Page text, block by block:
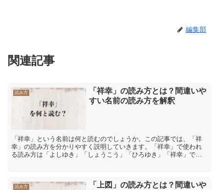
編集部
関連記事
読み方
「祥幸」の読み方とは？間違いや
すい名前の読み方を解釈
「祥幸」という名前は何と読むのでしょうか。この記事では、「祥
幸」の読み方を分かりやすく説明していきます。「祥幸」で使われ
る読み方は「よしゆき」「しょうこう」「ひろゆき」「祥幸」で使
読み方
「上図」の読み方とは？間違いや